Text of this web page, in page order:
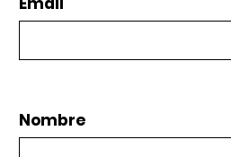
Nombre